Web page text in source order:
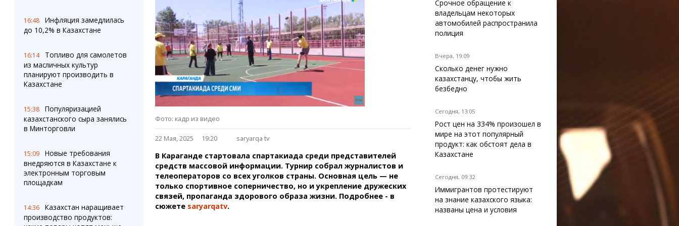
Коллаж недели
Ешкин гороскоп
Карта Караганды
Организации
Мой участковый
Перекрытие дорог
Балхаш
Жезказган
Медиа
Фото
3D-тур
Timelapse
Сервисы
Переводчик
Справочник
Расписание транспорта
Автобусные остановки
Купить шины, легко!
16:48
Инфляция замедлилась
до 10,2% в Казахстане
16:14
Топливо для самолетов
из масличных культур
планируют производить в
Казахстане
15:38
Популяризацией
казахстанского сыра занялись
в Минторговли
15:09
Новые требования
внедряются в Казахстане к
электронным торговым
площадкам
14:36
Казахстан наращивает
производство продуктов:
Фото: кадр из видео
22 Мая, 2025 19:20 saryarqa tv
В Караганде стартовала спартакиада среди представителей
средств массовой информации. Турнир собрал журналистов и
телеоператоров со всех уголков страны. Основная цель — не
только спортивное соперничество, но и укрепление дружеских
связей, пропаганда здорового образа жизни. Подробнее - в
сюжете saryarqatv.
Срочное обращение к
владельцам некоторых
автомобилей распространила
полиция
Вчера, 19:09
Сколько денег нужно
казахстанцу, чтобы жить
безбедно
Сегодня, 13:05
Рост цен на 334% произошел в
мире на этот популярный
продукт: как обстоят дела в
Казахстане
Сегодня, 09:32
Иммигрантов протестируют
на знание казахского языка:
названы цена и условия